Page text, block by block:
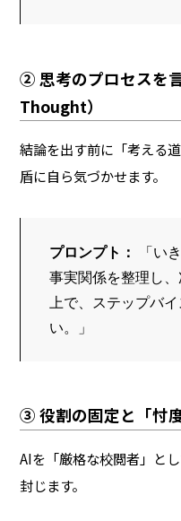
② 思考のプロセスを
Thought）
結論を出す前に「考える
盾に自ら気づかせます。
プロンプト：
「い
事実関係を整理し
上で、ステップバ
い。」
③ 役割の固定と「忖
AIを「厳格な校閲者」と
封じます。